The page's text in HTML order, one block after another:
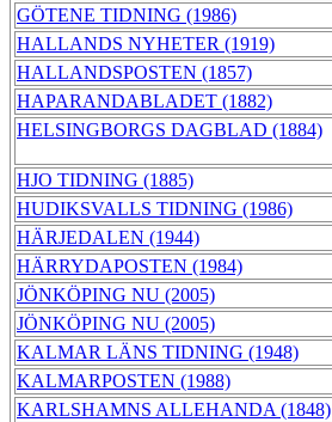
GÖTENE TIDNING (1986)
HALLANDS NYHETER (1919)
HALLANDSPOSTEN (1857)
HAPARANDABLADET (1882)
HELSINGBORGS DAGBLAD (1884)
HJO TIDNING (1885)
HUDIKSVALLS TIDNING (1986)
HÄRJEDALEN (1944)
HÄRRYDAPOSTEN (1984)
JÖNKÖPING NU (2005)
JÖNKÖPING NU (2005)
KALMAR LÄNS TIDNING (1948)
KALMARPOSTEN (1988)
KARLSHAMNS ALLEHANDA (1848)